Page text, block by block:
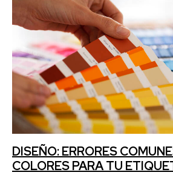
DISEÑO: ERRORES
COLORES PARA TU